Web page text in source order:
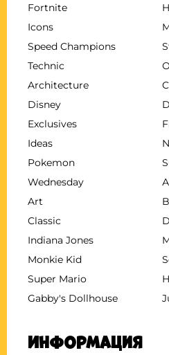
Fortnite
Icons
Speed Champions
Technic
Architecture
Disney
Exclusives
Ideas
Pokemon
Wednesday
Art
Classic
Indiana Jones
Monkie Kid
Super Mario
Gabby's Dollhouse
Информация